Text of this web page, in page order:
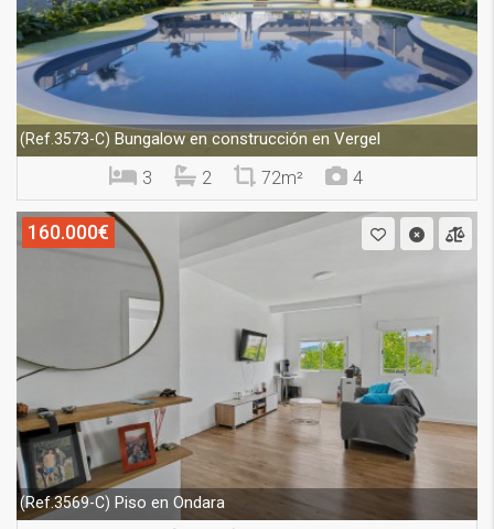
(Ref.3573-C) Bungalow en construcción en Vergel
3 2 72m² 4
160.000€
(Ref.3569-C) Piso en Ondara